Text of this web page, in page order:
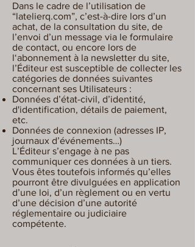
Dans le cadre de l’utilisation de
“latelierq.com”, c’est-à-dire lors d’un
achat, de la consultation du site, de
l’envoi d’un message via le formulaire
de contact, ou encore lors de
l‘abonnement à la newsletter du site,
l’Éditeur est susceptible de collecter les
catégories de données suivantes
concernant ses Utilisateurs :​
Données d’état-civil, d’identité,
d'identification, détails de paiement,
etc.
Données de connexion (adresses IP,
journaux d’événements…)
L’Éditeur s’engage à ne pas
communiquer ces données à un tiers.
Vous êtes toutefois informés qu’elles
pourront être divulguées en application
d’une loi, d’un règlement ou en vertu
d’une décision d’une autorité
réglementaire ou judiciaire
compétente.